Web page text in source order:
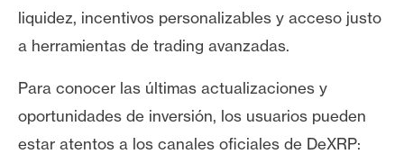
liquidez, incentivos personalizables y acceso justo
a herramientas de trading avanzadas.
Para conocer las últimas actualizaciones y
oportunidades de inversión, los usuarios pueden
estar atentos a los canales oficiales de DeXRP: